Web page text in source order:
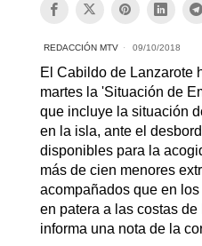
REDACCIÓN MTV 09/10/2018
El Cabildo de Lanzarote
martes la 'Situación de
que incluye la situación
en la isla, ante el
disponibles para la
más de cien menores
acompañados que en
en patera a las costas
informa una nota de la